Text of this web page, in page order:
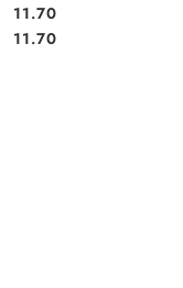
Cena:
11.70
Cena:
11.70